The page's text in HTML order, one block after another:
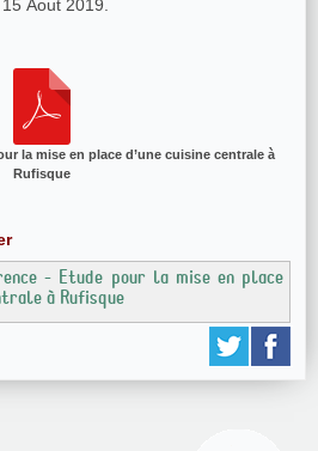
dakar@grdr.org- avant le 15 Aout 2019.
la mise en place d’une cuisine centrale à
Rufisque
- Etude pour la mise en place
à Rufisque